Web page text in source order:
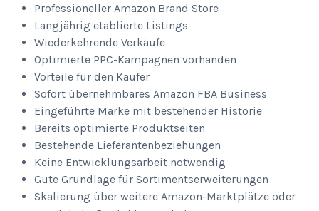
Professioneller Amazon Brand Store
Langjährig etablierte Listings
Wiederkehrende Verkäufe
Optimierte PPC-Kampagnen vorhanden
Vorteile für den Käufer
Sofort übernehmbares Amazon FBA Business
Eingeführte Marke mit bestehender Historie
Bereits optimierte Produktseiten
Bestehende Lieferantenbeziehungen
Keine Entwicklungsarbeit notwendig
Gute Grundlage für Sortimentserweiterungen
Skalierung über weitere Amazon-Marktplätze oder